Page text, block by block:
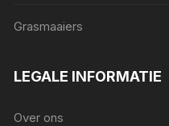
Grasmaaiers
LEGALE INFORMATIE
Over ons